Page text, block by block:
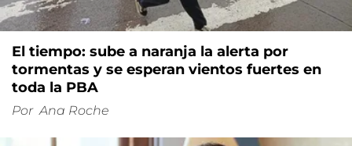
El tiempo: sube a naranja la alerta por
tormentas y se esperan vientos fuertes en
toda la PBA
Por Ana Roche